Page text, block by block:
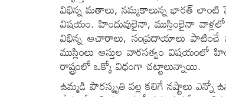
విభిన్న మతాలు, నమ్మకాలున్న భారత్
విషయం. హిందువులైనా, ముస్లింలైనా
విభిన్న ఆచారాలు, సంప్రదాయాలు పాటించే
ముస్లింలు ఆస్తుల వారసత్వం విషయంలో
రాష్ట్రంలో ఒక్కో విధంగా చట్టాలున్నాయి.
ఉమ్మడి పౌరస్మృతి వల్ల కలిగే నష్టాలు ఎన్నో